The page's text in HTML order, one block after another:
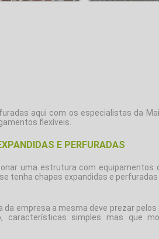
aqui com os especialistas da
flexíveis.
E PERFURADAS
uma estrutura com equipamentos
tenha chapas expandidas e perfuradas
da empresa a mesma deve prezar
características simples mas que